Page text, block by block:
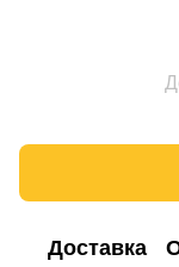
Доставка